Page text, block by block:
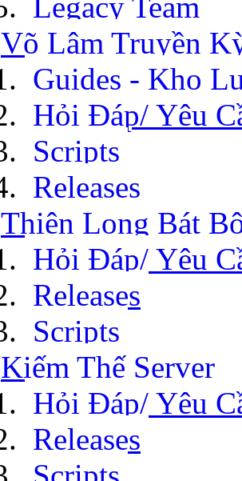
Legacy Team
Võ Lâm Truyền
Guides - Kho
Hỏi Đáp/ Yêu
Scripts
Releases
Thiên Long Bát
Hỏi Đáp/ Yêu
Releases
Scripts
Kiếm Thế Server
Hỏi Đáp/ Yêu
Releases